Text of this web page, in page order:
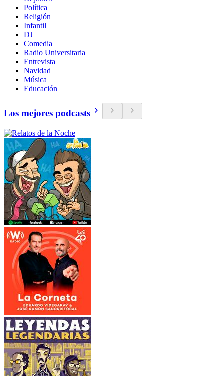
Política
Religión
Infantil
DJ
Comedia
Radio Universitaria
Entrevista
Navidad
Música
Educación
Los mejores podcasts